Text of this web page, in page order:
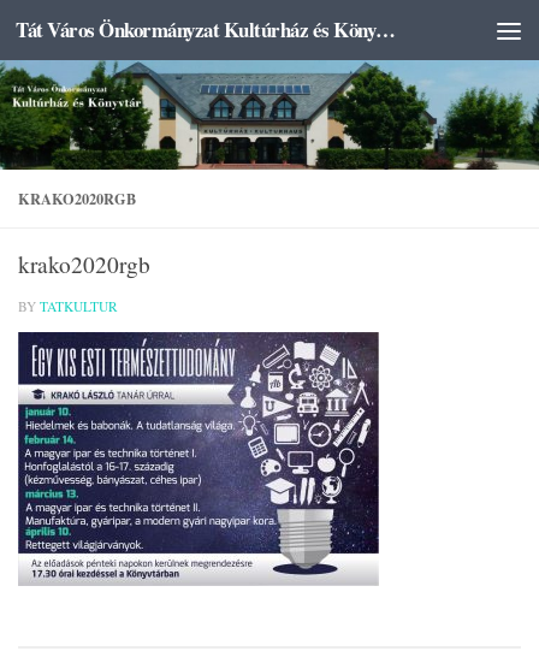
Skip to content Tát Város Önkormányzat Kultúrház és Könyvtár
KRAKO2020RGB
krako2020rgb
BY TATKULTUR